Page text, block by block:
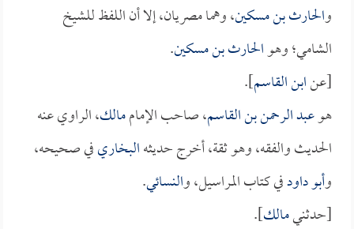
والحارث بن مسكين، وهما مصريان، إلا أن اللفظ للشيخ
الشامي؛ وهوالحارث بن مسكين.
[عنابن القاسم].
هوعبد الرحمن بن القاسم، صاحب الإماممالك، الراوي عنه
الحديث والفقه، وهو ثقة، أخرج حديثهالبخاريفي صحيحه،
وأبو داودفي كتاب المراسيل، والنسائي.
[حدثنيمالك].